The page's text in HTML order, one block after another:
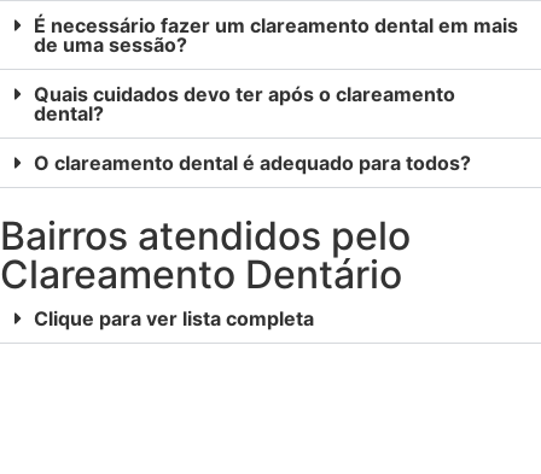
É necessário fazer um clareamento dental em mais
de uma sessão?
Quais cuidados devo ter após o clareamento
dental?
O clareamento dental é adequado para todos?
Bairros atendidos pelo
Clareamento Dentário
Clique para ver lista completa